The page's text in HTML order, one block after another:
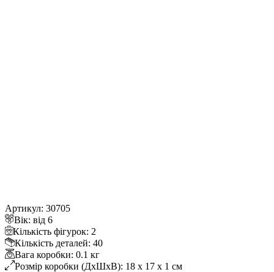
Артикул: 30705
ік: від 6
Кількість фігурок: 2
Кількість деталей: 40
ага коробки: 0.1 к
Розмір коробки (ДхШхВ): 18 x 17 x 1 см